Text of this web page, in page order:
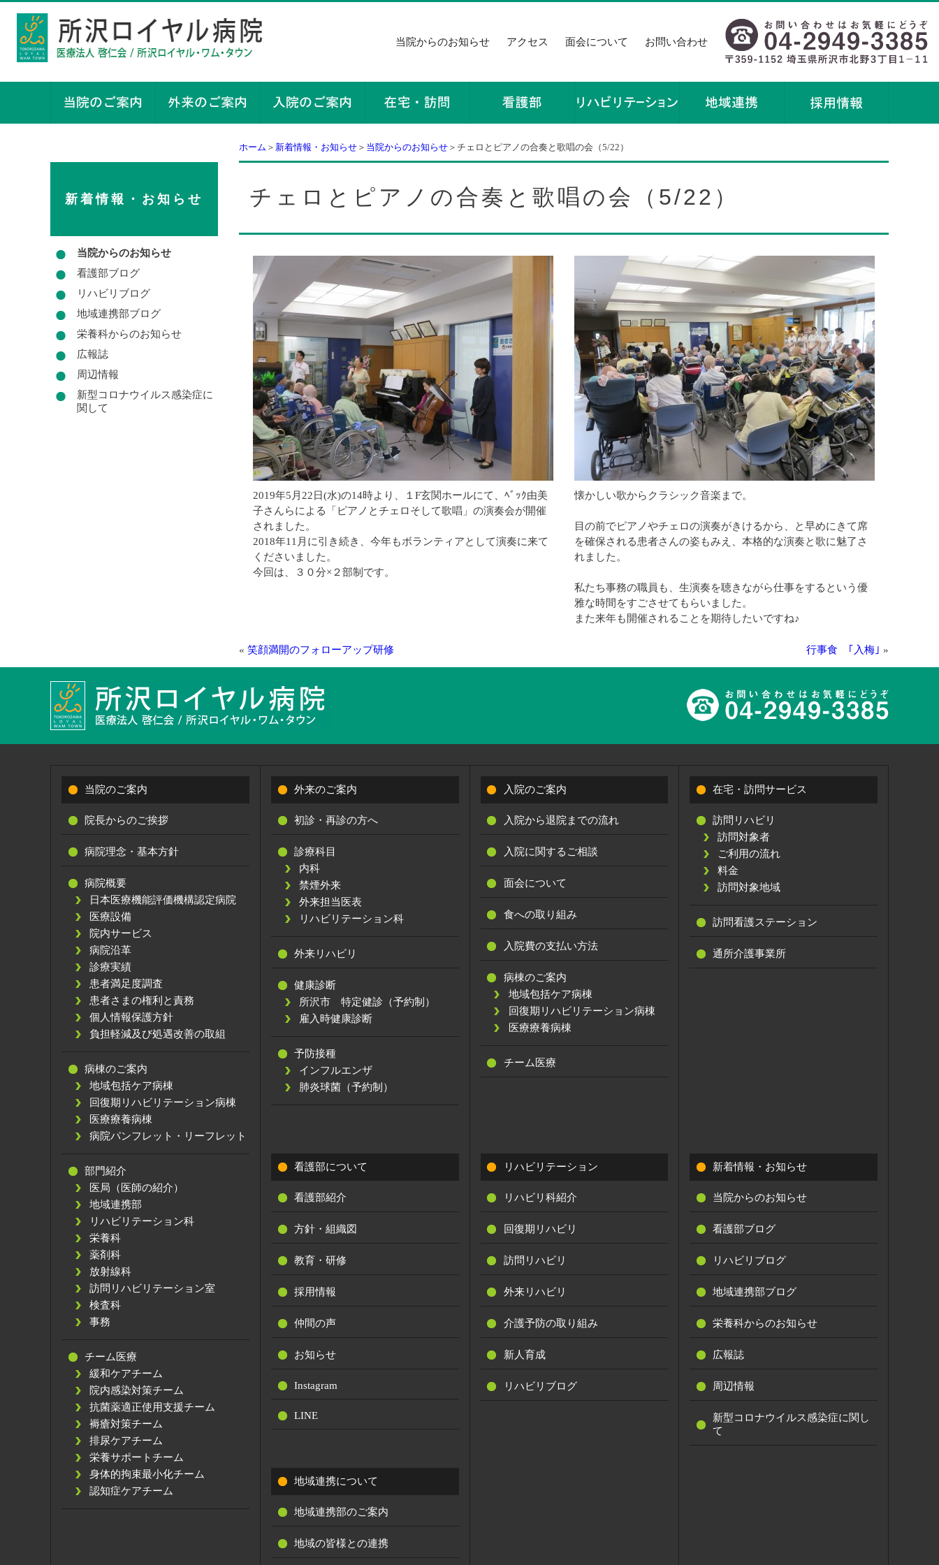
当院からのお知らせ アクセス 面会について お問い合わせ
ホーム ＞ 新着情報・お知らせ ＞ 当院からのお知らせ ＞チェロとピアノの合奏と歌唱の会（5/22）
チェロとピアノの合奏と歌唱の会（5/22）
2019年5月22日(水)の14時より、１F玄関ホールにて、ﾍﾞｯｸ由美
子さんらによる「ピアノとチェロそして歌唱」の演奏会が開催
されました。
2018年11月に引き続き、今年もボランティアとして演奏に来て
くださいました。
今回は、３０分×２部制です。
懐かしい歌からクラシック音楽まで。
目の前でピアノやチェロの演奏がきけるから、と早めにきて席
を確保される患者さんの姿もみえ、本格的な演奏と歌に魅了さ
れました。
私たち事務の職員も、生演奏を聴きながら仕事をするという優
雅な時間をすごさせてもらいました。
また来年も開催されることを期待したいですね♪
« 笑顔満開のフォローアップ研修 行事食 ｢入梅｣ »
新着情報・お知らせ
当院からのお知らせ
看護部ブログ
リハビリブログ
地域連携部ブログ
栄養科からのお知らせ
広報誌
周辺情報
新型コロナウイルス感染症に
関して
当院のご案内
院長からのご挨拶
病院理念・基本方針
病院概要
日本医療機能評価機構認定病院
医療設備
院内サービス
病院沿革
診療実績
患者満足度調査
患者さまの権利と責務
個人情報保護方針
負担軽減及び処遇改善の取組
病棟のご案内
地域包括ケア病棟
回復期リハビリテーション病棟
医療療養病棟
病院パンフレット・リーフレット
部門紹介
医局（医師の紹介）
地域連携部
リハビリテーション科
栄養科
薬剤科
放射線科
訪問リハビリテーション室
検査科
事務
チーム医療
緩和ケアチーム
院内感染対策チーム
抗菌薬適正使用支援チーム
褥瘡対策チーム
排尿ケアチーム
栄養サポートチーム
身体的拘束最小化チーム
認知症ケアチーム
外来のご案内
初診・再診の方へ
診療科目
内科
禁煙外来
外来担当医表
リハビリテーション科
外来リハビリ
健康診断
所沢市 特定健診（予約制）
雇入時健康診断
予防接種
インフルエンザ
肺炎球菌（予約制）
入院のご案内
入院から退院までの流れ
入院に関するご相談
面会について
食への取り組み
入院費の支払い方法
病棟のご案内
地域包括ケア病棟
回復期リハビリテーション病棟
医療療養病棟
チーム医療
在宅・訪問サービス
訪問リハビリ
訪問対象者
ご利用の流れ
料金
訪問対象地域
訪問看護ステーション
通所介護事業所
看護部について
看護部紹介
方針・組織図
教育・研修
採用情報
仲間の声
お知らせ
Instagram
LINE
地域連携について
地域連携部のご案内
地域の皆様との連携
リハビリテーション
リハビリ科紹介
回復期リハビリ
訪問リハビリ
外来リハビリ
介護予防の取り組み
新人育成
リハビリブログ
新着情報・お知らせ
当院からのお知らせ
看護部ブログ
リハビリブログ
地域連携部ブログ
栄養科からのお知らせ
広報誌
周辺情報
新型コロナウイルス感染症に関し
て